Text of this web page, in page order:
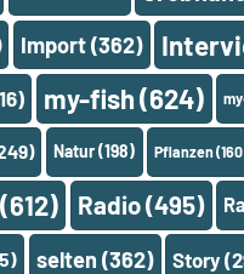
Import(362)
my-fish(624)
Natur(198) Pflanzen
(612) Radio(495)
selten (362) Story